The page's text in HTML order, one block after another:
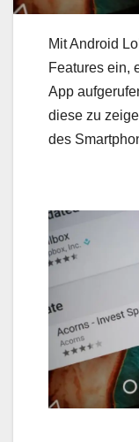
Mit Android
Features ein,
App
diese zu
des